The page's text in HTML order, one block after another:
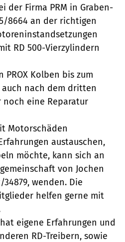
der Firma PRM in Graben-
8664 an der richtigen
RD 500-Vierzylindern
Kolben bis zum
nach dem dritten
eine Reparatur
Motorschäden
austauschen,
möchte, kann sich an
von Jochen
wenden. Die
helfen gerne mit
eigene Erfahrungen und
RD-Treibern, sowie